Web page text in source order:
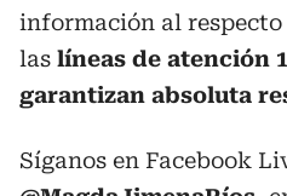
información al respecto
las líneas de atención
garantizan absoluta
Síganos en Facebook